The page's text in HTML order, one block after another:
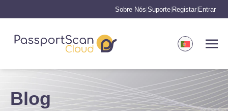
Sobre Nós Suporte Registar Entrar
Blog